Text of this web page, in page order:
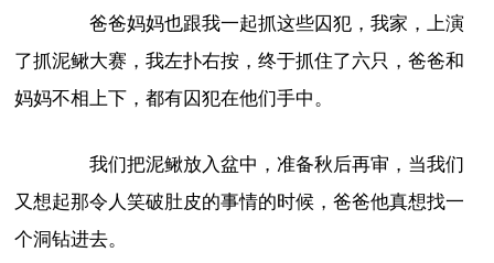
爸爸妈妈也跟我一起抓这些囚犯，我家，上演
了抓泥鳅大赛，我左扑右按，终于抓住了六只，爸爸和
妈妈不相上下，都有囚犯在他们手中。
我们把泥鳅放入盆中，准备秋后再审，当我们
又想起那令人笑破肚皮的事情的时候，爸爸他真想找一
个洞钻进去。